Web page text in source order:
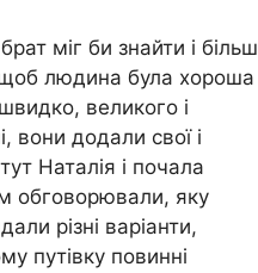
міг би знайти і більш
людина була хороша
великого і
вони додали свої і
Наталія і почала
обговорювали, яку
різні варіанти,
путівку повинні